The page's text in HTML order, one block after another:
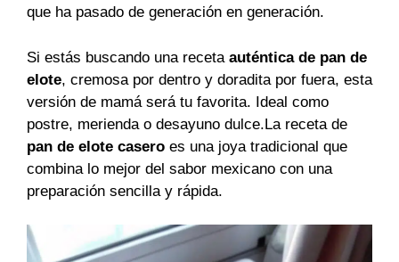
que ha pasado de generación en generación.
Si estás buscando una receta auténtica de pan de
elote, cremosa por dentro y doradita por fuera, esta
versión de mamá será tu favorita. Ideal como
postre, merienda o desayuno dulce.La receta de
pan de elote casero es una joya tradicional que
combina lo mejor del sabor mexicano con una
preparación sencilla y rápida.